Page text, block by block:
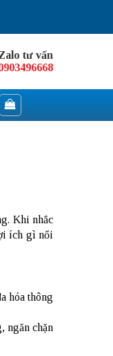
tư vấn
Khi nhắc
ích gì nổi
hóa thông
ngăn chặn